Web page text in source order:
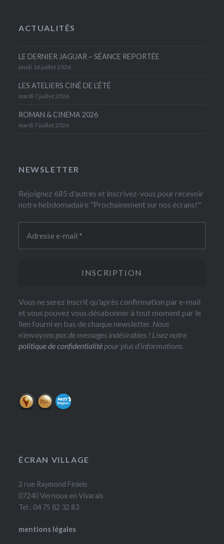
ACTUALITÉS
LE DERNIER JAGUAR – SÉANCE REPORTÉE
jeudi 16 juillet 2026
LES ATELIERS CINÉ DE L’ÉTÉ
mardi 7 juillet 2026
ROMAN & CINEMA 2026
mardi 7 juillet 2026
NEWSLETTER
Rejoignez 685 d'autres et inscrivez-vous pour recevoir
notre hebdomadaire "Prochainement sur nos écrans!"
Vous ne serez inscrit qu'après confirmation par e-mail
et vous pouvez vous désabonner à tout moment par le
lien fourni en bas de chaque newsletter. Nous
n’envoyons pas de messages indésirables ! Lisez notre
politique de confidentialité pour plus d’informations.
ÉCRAN VILLAGE
2 rue Raymond Finiels
07240 Vernoux en Vivarais
Tel : 04 75 82 32 83
mentions légales